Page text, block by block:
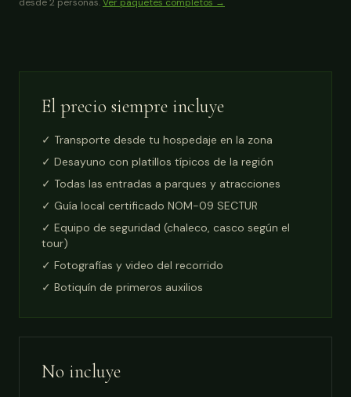
El precio siempre incluye
✓ Transporte desde tu hospedaje en la zona
✓ Desayuno con platillos típicos de la región
✓ Todas las entradas a parques y atracciones
✓ Guía local certificado NOM-09 SECTUR
✓ Equipo de seguridad (chaleco, casco según el
tour)
✓ Fotografías y video del recorrido
✓ Botiquín de primeros auxilios
No incluye